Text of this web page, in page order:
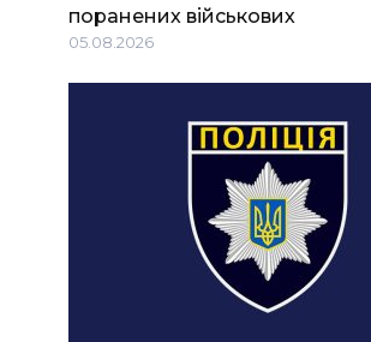
поранених військових
05.08.2026